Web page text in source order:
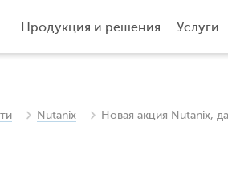
Продукция и решения Услуги
Nutanix Новая акция Nutanix,